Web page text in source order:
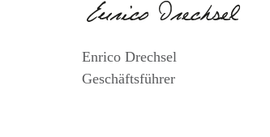
Enrico Drechsel
Geschäftsführer